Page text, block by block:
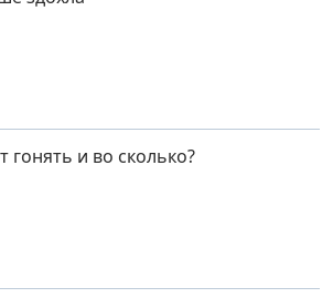
гонять и во сколько?